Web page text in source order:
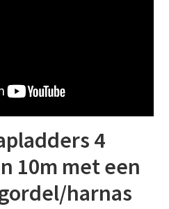
4
10m met een
harnas